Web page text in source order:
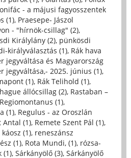
- a májusi fagyosszentek
(1), Praesepe- Jászol
- "hírnök-csillag" (2),
Királylány (2), pünkösdi
királyválasztás (1), Rák hava
jegyváltása és Magyarország
jegyváltása,- 2025. június (1),
(1), Rák Telihold (1),
állócsillag (2), Rastaban –
Regiomontanus (1),
(1), Regulus - az Oroszlán
Antal (1), Remete Szent Pál (1),
(1), reneszánsz
(1), Rota Mundi, (1), rózsa-
(1), Sárkányölő (3), Sárkányölő